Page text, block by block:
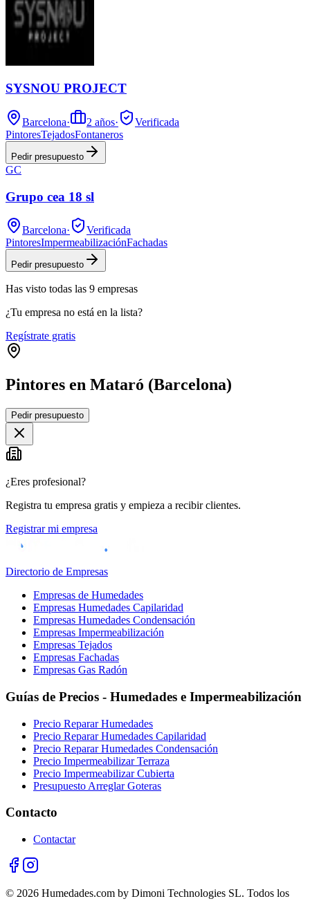
SYSNOU PROJECT
Barcelona· 2 años·
Verificada
PintoresTejadosFontaneros
Pedir presupuesto
GC
Grupo cea 18 sl
Barcelona·
Verificada
PintoresImpermeabilizaciónFachadas
Pedir presupuesto
Has visto todas las 9 empresas
¿Tu empresa no está en la lista?
Regístrate gratis
Pintores en Mataró (Barcelona)
+
−
Pedir presupuesto
¿Eres profesional?
Registra tu empresa gratis y empieza a recibir clientes.
Registrar mi empresa
Directorio de Empresas
Empresas de Humedades
Empresas Humedades Capilaridad
Empresas Humedades Condensación
Empresas Impermeabilización
Empresas Tejados
Empresas Fachadas
Empresas Gas Radón
Guías de Precios - Humedades e Impermeabilización
Precio Reparar Humedades
Precio Reparar Humedades Capilaridad
Precio Reparar Humedades Condensación
Precio Impermeabilizar Terraza
Precio Impermeabilizar Cubierta
Presupuesto Arreglar Goteras
Contacto
Contactar
© 2026 Humedades.com by Dimoni Technologies SL. Todos los